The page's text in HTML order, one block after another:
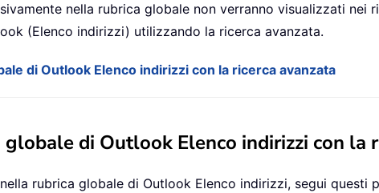
nella rubrica globale non verranno visualizzati
(Elenco indirizzi) utilizzando la ricerca avanzata.
di Outlook Elenco indirizzi con la ricerca avanzata
globale di Outlook Elenco indirizzi con la
rubrica globale di Outlook Elenco indirizzi, segui questi